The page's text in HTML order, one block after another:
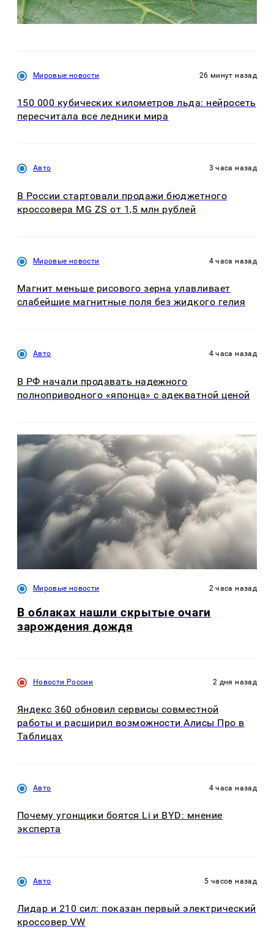
Мировые новости 26 минут назад
150 000 кубических километров льда: нейросеть
пересчитала все ледники мира
Авто 3 часа назад
В России стартовали продажи бюджетного
кроссовера MG ZS от 1,5 млн рублей
Мировые новости 4 часа назад
Магнит меньше рисового зерна улавливает
слабейшие магнитные поля без жидкого гелия
Авто 4 часа назад
В РФ начали продавать надежного
полноприводного «японца» с адекватной ценой
Мировые новости 2 часа назад
В облаках нашли скрытые очаги
зарождения дождя
Новости России 2 дня назад
Яндекс 360 обновил сервисы совместной
работы и расширил возможности Алисы Про в
Таблицах
Авто 4 часа назад
Почему угонщики боятся Li и BYD: мнение
эксперта
Авто 5 часов назад
Лидар и 210 сил: показан первый электрический
кроссовер VW